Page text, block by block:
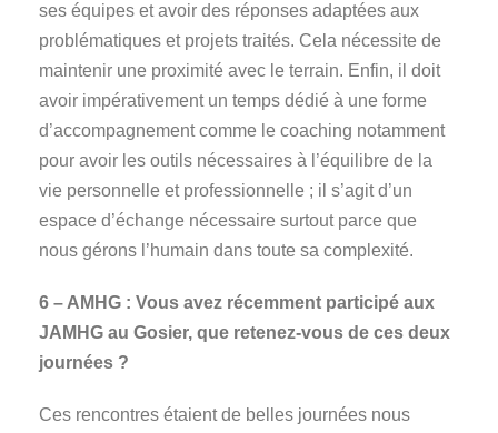
ses équipes et avoir des réponses adaptées aux
problématiques et projets traités. Cela nécessite de
maintenir une proximité avec le terrain. Enfin, il doit
avoir impérativement un temps dédié à une forme
d’accompagnement comme le coaching notamment
pour avoir les outils nécessaires à l’équilibre de la
vie personnelle et professionnelle ; il s’agit d’un
espace d’échange nécessaire surtout parce que
nous gérons l’humain dans toute sa complexité.
6 – AMHG : Vous avez récemment participé aux
JAMHG au Gosier, que retenez-vous de ces deux
journées ?
Ces rencontres étaient de belles journées nous